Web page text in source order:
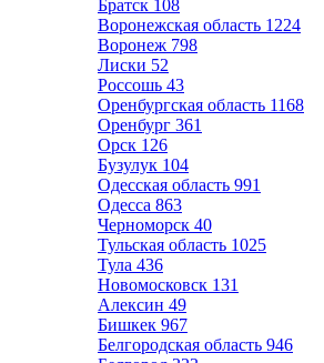
Братск 108
Воронежская область 1224
Воронеж 798
Лиски 52
Россошь 43
Оренбургская область 1168
Оренбург 361
Орск 126
Бузулук 104
Одесская область 991
Одесса 863
Черноморск 40
Тульская область 1025
Тула 436
Новомосковск 131
Алексин 49
Бишкек 967
Белгородская область 946